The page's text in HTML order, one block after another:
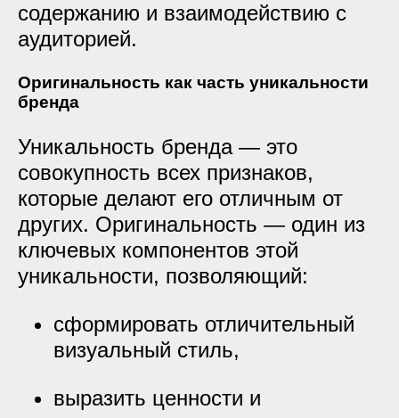
содержанию и взаимодействию с
аудиторией.
Оригинальность как часть уникальности
бренда
Уникальность бренда — это
совокупность всех признаков,
которые делают его отличным от
других. Оригинальность — один из
ключевых компонентов этой
уникальности, позволяющий:
сформировать отличительный
визуальный стиль,
выразить ценности и